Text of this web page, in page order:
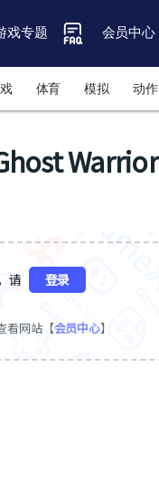
戏专题 会员中心
体育 模拟 动作
Warrior
请 登录
看网站【会员中心】